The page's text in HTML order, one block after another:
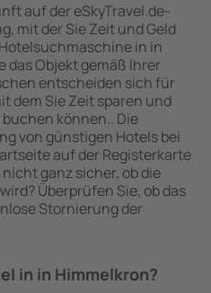
auf der eSkyTravel.de-
mit der Sie Zeit und Geld
in in
das Objekt gemäß Ihrer
entscheiden sich für
dem Sie Zeit sparen und
können.. Die
von günstigen Hotels bei
auf der Registerkarte
ganz sicher, ob die
Überprüfen Sie, ob das
Stornierung der
in in Himmelkron?